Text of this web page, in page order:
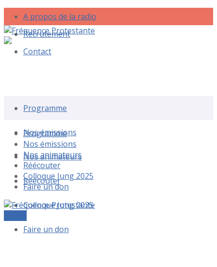
A propos de la radio
Recrutement
Contact
Programme
Nos émissions
Nos animateurs
Réécouter
Colloque Jung 2025
Faire un don
Programme
Nos émissions
Nos animateurs
Réécouter
Colloque Jung 2025
Faire un don